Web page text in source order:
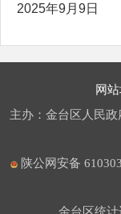
2025年9月9日
网
主办：金台区人民政
陕公网安备
金台区统